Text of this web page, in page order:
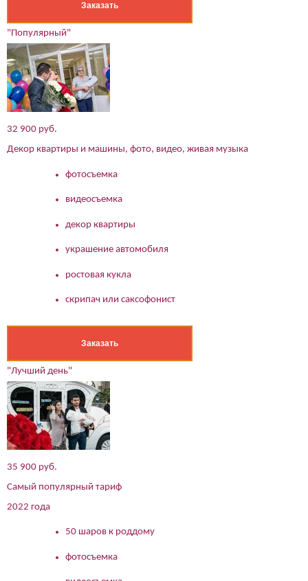
Заказать
"Популярный"
32 900 руб.
Декор квартиры и машины, фото, видео, живая музыка
фотосъемка
видеосъемка
декор квартиры
украшение автомобиля
ростовая кукла
скрипач или саксофонист
Заказать
"Лучший день"
35 900 руб.
Самый популярный тариф
2022 года
50 шаров к роддому
фотосъемка